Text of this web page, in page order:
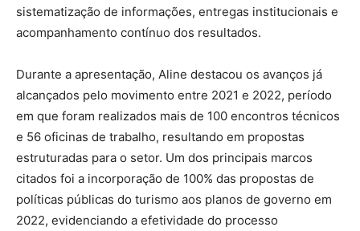
sistematização de informações, entregas institucionais e
acompanhamento contínuo dos resultados.
Durante a apresentação, Aline destacou os avanços já
alcançados pelo movimento entre 2021 e 2022, período
em que foram realizados mais de 100 encontros técnicos
e 56 oficinas de trabalho, resultando em propostas
estruturadas para o setor. Um dos principais marcos
citados foi a incorporação de 100% das propostas de
políticas públicas do turismo aos planos de governo em
2022, evidenciando a efetividade do processo